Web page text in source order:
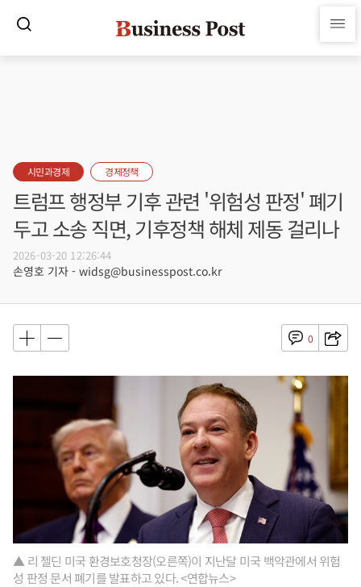
시민과경제 경제정책
트럼프 행정부 기후 관련 '위험성 판정' 폐기
두고 소송 직면, 기후정책 해체 제동 걸리나
2026-03-20 12:26:44
손영호 기자 - widsg@businesspost.co.kr
0
▲ 리 젤딘 미국 환경보호청장(오른쪽)이 지난달 미국 백악관에서 위험
성 판정 문서 폐기를 발표하고 있다. <연합뉴스>